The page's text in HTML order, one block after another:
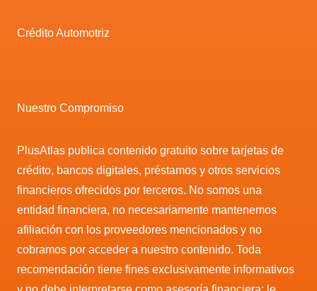
Crédito Automotriz
Nuestro Compromiso
PlusAtlas publica contenido gratuito sobre tarjetas de
crédito, bancos digitales, préstamos y otros servicios
financieros ofrecidos por terceros. No somos una
entidad financiera, no necesariamente mantenemos
afiliación con los proveedores mencionados y no
cobramos por acceder a nuestro contenido. Toda
recomendación tiene fines exclusivamente informativos